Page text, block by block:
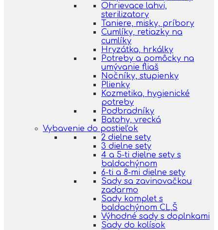
Ohrievace lahvi,
sterilizatory
Taniere, misky, príbory
Cumlíky, retiazky na
cumlíky
Hryzátka, hrkálky
Potreby a pomôcky na
umývanie fliaš
Nočníky, stupienky
Plienky
Kozmetika, hygienické
potreby
Podbradníky
Batohy, vrecká
Vybavenie do postieľok
2 dielne sety
3 dielne sety
4 a 5-ti dielne sety s
baldachýnom
6-ti a 8-mi dielne sety
Sady sa zavinovačkou
zadarmo
Sady komplet s
baldachýnom CL,Š
Výhodné sady s doplnkami
Sady do kolísok